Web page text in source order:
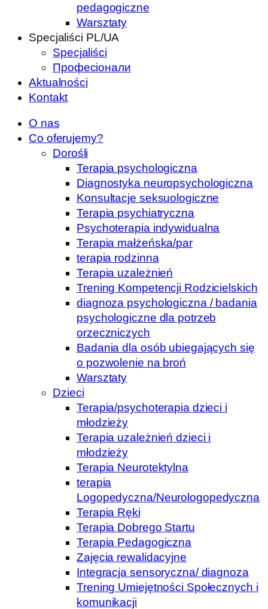
pedagogiczne
Warsztaty
Specjaliści PL/UA
Specjaliści
Професіонали
Aktualności
Kontakt
O nas
Co oferujemy?
Dorośli
Terapia psychologiczna
Diagnostyka neuropsychologiczna
Konsultacje seksuologiczne
Terapia psychiatryczna
Psychoterapia indywidualna
Terapia małżeńska/par
terapia rodzinna
Terapia uzależnień
Trening Kompetencji Rodzicielskich
diagnoza psychologiczna / badania
psychologiczne dla potrzeb
orzeczniczych
Badania dla osób ubiegających się
o pozwolenie na broń
Warsztaty
Dzieci
Terapia/psychoterapia dzieci i
młodzieży
Terapia uzależnień dzieci i
młodzieży
Terapia Neurotektylna
terapia
Logopedyczna/Neurologopedyczna
Terapia Ręki
Terapia Dobrego Startu
Terapia Pedagogiczna
Zajęcia rewalidacyjne
Integracja sensoryczna/ diagnoza
Trening Umiejętności Społecznych i
komunikacji